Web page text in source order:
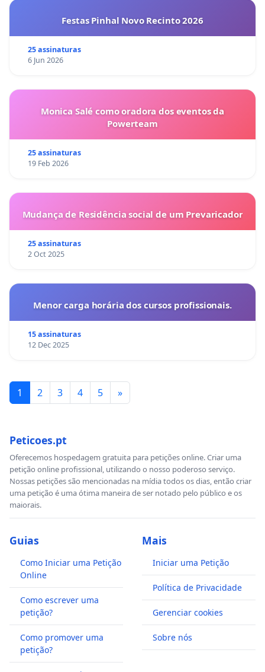
Festas Pinhal Novo Recinto 2026
25 assinaturas
6 Jun 2026
Monica Salé como oradora dos eventos da
Powerteam
25 assinaturas
19 Feb 2026
Mudança de Residência social de um Prevaricador
25 assinaturas
2 Oct 2025
Menor carga horária dos cursos profissionais.
15 assinaturas
12 Dec 2025
1 2 3 4 5 »
Peticoes.pt
Oferecemos hospedagem gratuita para petições online. Criar uma
petição online profissional, utilizando o nosso poderoso serviço.
Nossas petições são mencionadas na mídia todos os dias, então criar
uma petição é uma ótima maneira de ser notado pelo público e os
maiorais.
Guias
Como Iniciar uma Petição
Online
Como escrever uma
petição?
Como promover uma
petição?
Mais
Iniciar uma Petição
Política de Privacidade
Gerenciar cookies
Sobre nós